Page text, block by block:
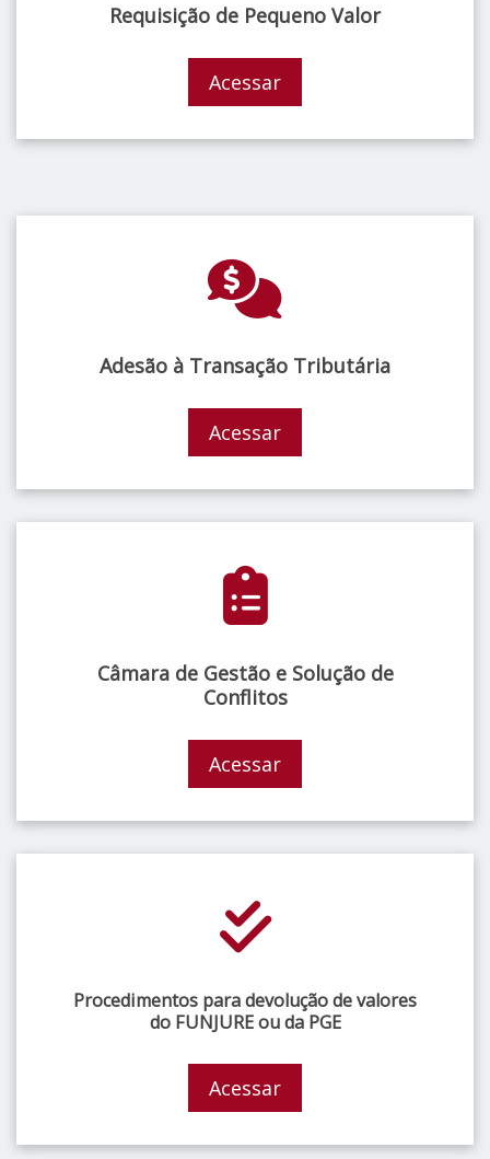
Requisição de Pequeno Valor
Acessar
Adesão à Transação Tributária
Acessar
Câmara de Gestão e Solução de
Conflitos
Acessar
Procedimentos para devolução de valores
do FUNJURE ou da PGE
Acessar